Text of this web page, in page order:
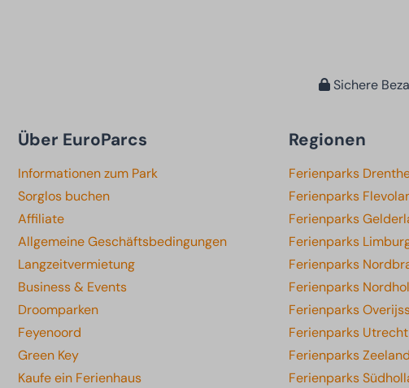
Sichere
Über EuroParcs
Informationen zum Park
Sorglos buchen
Affiliate
Allgemeine Geschäftsbedingungen
Langzeitvermietung
Business & Events
Droomparken
Feyenoord
Green Key
Kaufe ein Ferienhaus
Regionen
Ferienparks
Ferienparks
Ferienparks
Ferienparks
Ferienparks
Ferienparks
Ferienparks
Ferienparks Utrecht
Ferienparks Zeeland
Ferienparks